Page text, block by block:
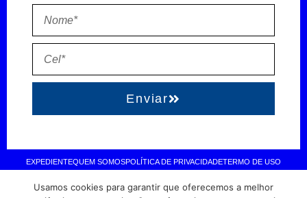
Enviar
EXPEDIENTEQUEM SOMOSPOLÍTICA DE PRIVACIDADETERMO DE USO
Usamos cookies para garantir que oferecemos a melhor